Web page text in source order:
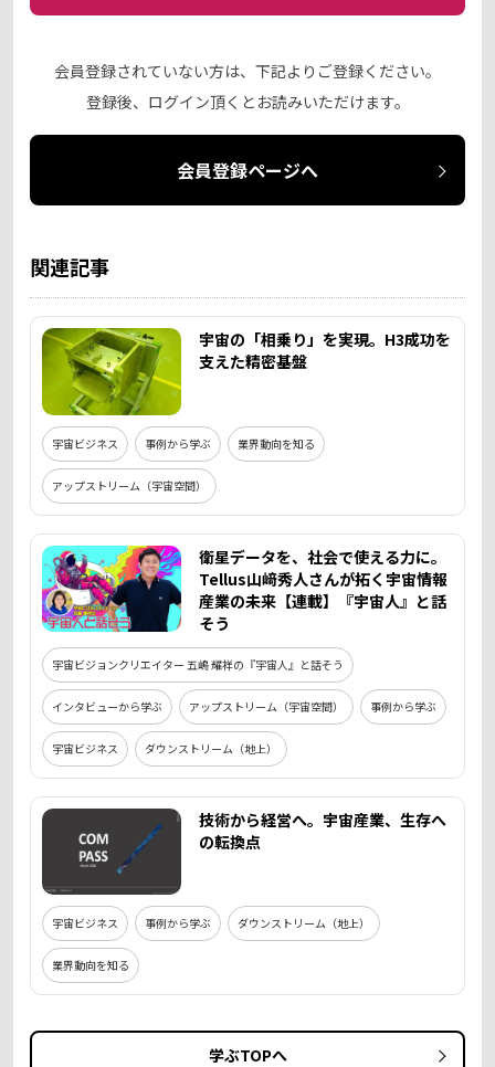
会員登録されていない方は、下記よりご登録ください。
登録後、ログイン頂くとお読みいただけます。
会員登録ページへ
関連記事
宇宙の「相乗り」を実現。H3成功を
支えた精密基盤
宇宙ビジネス 事例から学ぶ 業界動向を知る
アップストリーム（宇宙空間）
衛星データを、社会で使える力に。
Tellus山﨑秀人さんが拓く宇宙情報
産業の未来【連載】『宇宙人』と話
そう
宇宙ビジョンクリエイター 五嶋 耀祥の『宇宙人』と話そう
インタビューから学ぶ アップストリーム（宇宙空間） 事例から学ぶ
宇宙ビジネス ダウンストリーム（地上）
技術から経営へ。宇宙産業、生存へ
の転換点
宇宙ビジネス 事例から学ぶ ダウンストリーム（地上）
業界動向を知る
学ぶTOPへ